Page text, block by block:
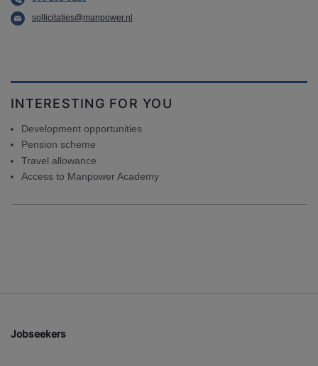
sollicitaties@manpower.nl
INTERESTING FOR YOU
Development opportunities
Pension scheme
Travel allowance
Access to Manpower Academy
Jobseekers